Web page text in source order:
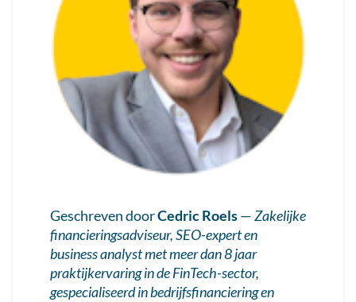
Geschreven doorCedric Roels—Zakelijke
financieringsadviseur, SEO-expert en
business analyst met meer dan 8 jaar
praktijkervaring in de FinTech-sector,
gespecialiseerd in bedrijfsfinanciering en